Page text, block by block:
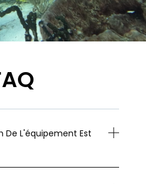
De L'équipement Est